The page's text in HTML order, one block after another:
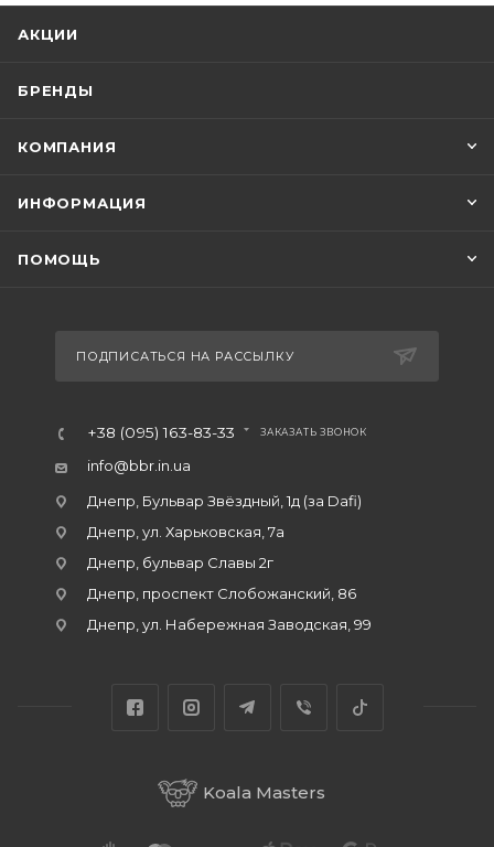
АКЦИИ
БРЕНДЫ
КОМПАНИЯ
ИНФОРМАЦИЯ
ПОМОЩЬ
ПОДПИСАТЬСЯ НА РАССЫЛКУ
+38 (095) 163-83-33 ЗАКАЗАТЬ ЗВОНОК
info@bbr.in.ua
Днепр, Бульвар Звёздный, 1д (за Dafi)
Днепр, ул. Харьковская, 7а
Днепр, бульвар Славы 2г
Днепр, проспект Слобожанский, 86
Днепр, ул. Набережная Заводская, 99
Koala Masters